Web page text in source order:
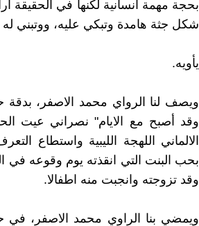
بحجة مهمة انسانية لكنها في الحقيقة
شكل جثة هامدة وتبكي عليه، ووتبني له
يأويه.
ويصف لنا الرواي محمد الاصفر، بدقة
وقد أصبح مع الايام" نصراني عيت
الالماني اللهجة الليبية واستطاع
بحب البنت التي انقذته يوم وقوعه في
وقد تزوجته وانجبت منه اطفالا.
ويمضي بنا الراوي محمد الاصفر، في